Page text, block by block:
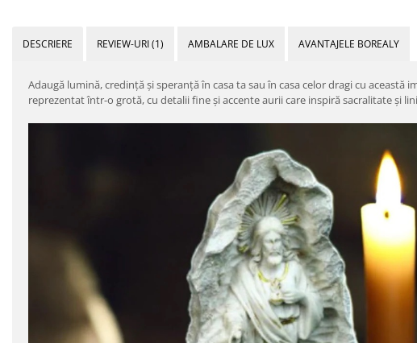
DESCRIERE REVIEW-URI(1) AMBALARE DE LUX AVANTAJELE BOREALY
Adaugă lumină, credință și speranță în casa ta sau în casa celor dragi cu această
reprezentat într-o grotă, cu detalii fine și accente aurii care inspiră sacralitate și